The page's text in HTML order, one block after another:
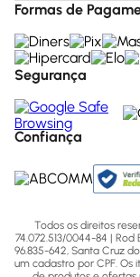
Formas de
Segurança
Confiança
Todos os direitos
74.072.513/0044-84 | Rod
96.835-642, Santa Cruz
um cadastro por CPF. Os